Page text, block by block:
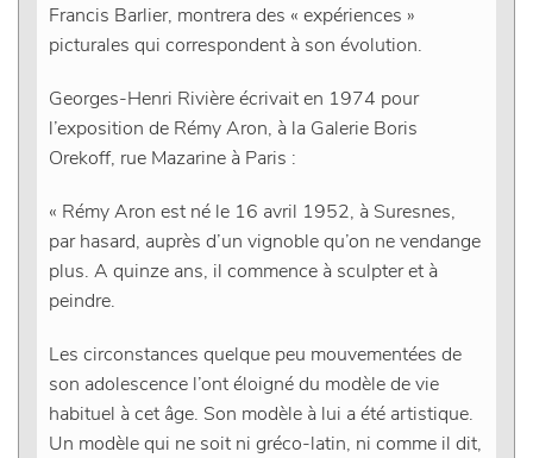
Francis Barlier, montrera des « expériences »
picturales qui correspondent à son évolution.
Georges-Henri Rivière écrivait en 1974 pour
l’exposition de Rémy Aron, à la Galerie Boris
Orekoff, rue Mazarine à Paris :
« Rémy Aron est né le 16 avril 1952, à Suresnes,
par hasard, auprès d’un vignoble qu’on ne vendange
plus. A quinze ans, il commence à sculpter et à
peindre.
Les circonstances quelque peu mouvementées de
son adolescence l’ont éloigné du modèle de vie
habituel à cet âge. Son modèle à lui a été artistique.
Un modèle qui ne soit ni gréco-latin, ni comme il dit,